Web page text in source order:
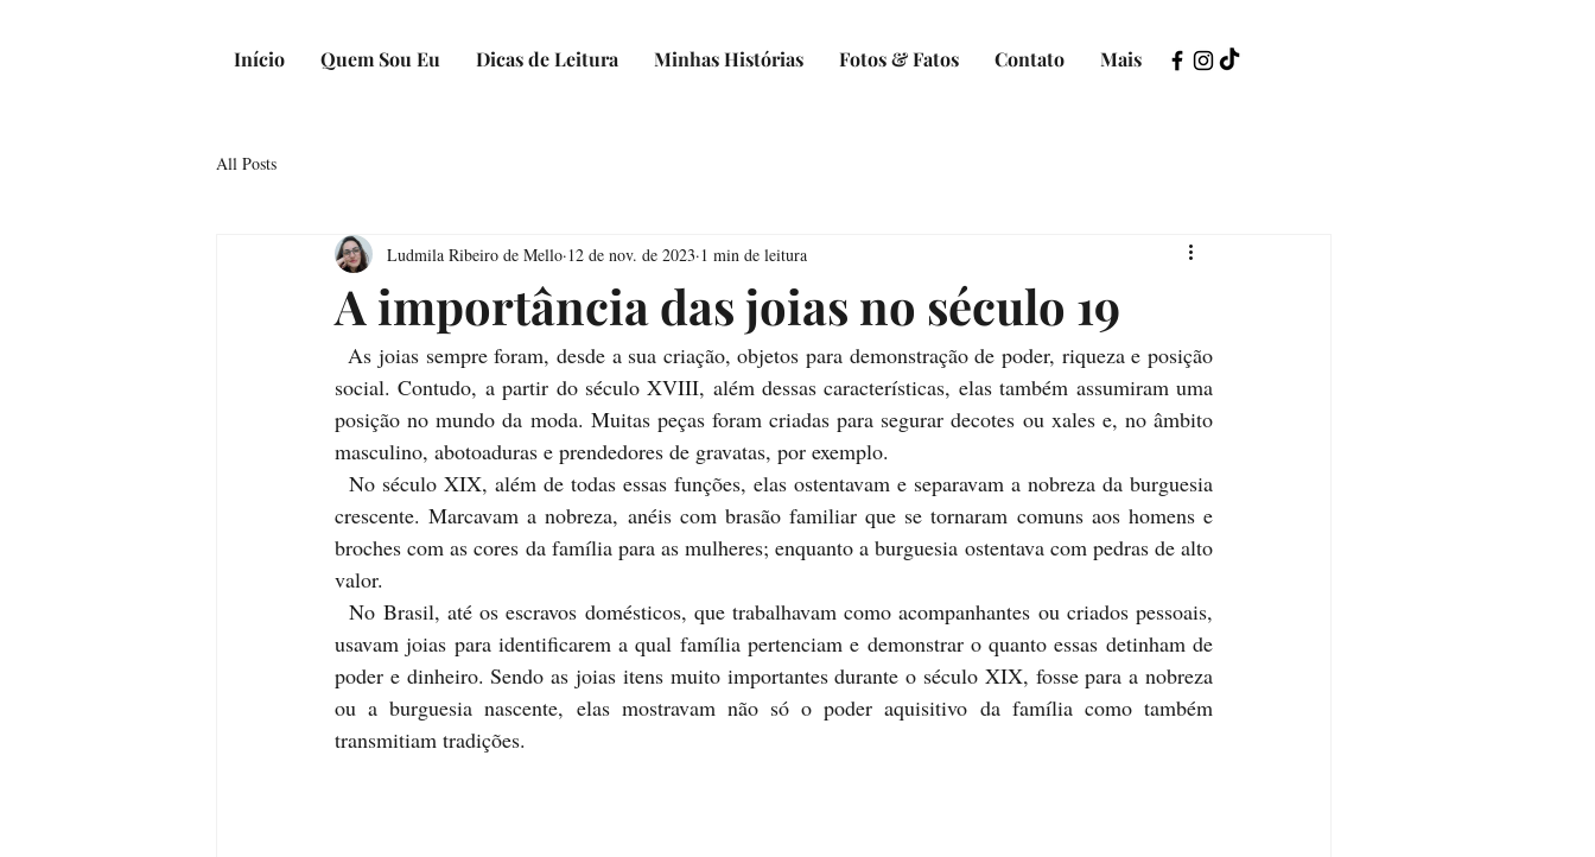
Início Quem Sou Eu Dicas de Leitura Minhas Histórias Fotos & Fatos Contato Mais
All Posts
A importância das joias no século 19
Ludmila Ribeiro de Mello 12 de nov. de 2023 1 min de leitura
  As joias sempre foram, desde a sua criação, objetos para demonstração de poder, riqueza e posição
social. Contudo, a partir do século XVIII, além dessas características, elas também assumiram uma
posição no mundo da moda. Muitas peças foram criadas para segurar decotes ou xales e, no âmbito
masculino, abotoaduras e prendedores de gravatas, por exemplo.
crescente. Marcavam a nobreza, anéis com brasão familiar que se tornaram comuns aos homens e
broches com as cores da família para as mulheres; enquanto a burguesia ostentava com pedras de alto
valor.
  No Brasil, até os escravos domésticos, que trabalhavam como acompanhantes ou criados pessoais,
usavam joias para identificarem a qual família pertenciam e demonstrar o quanto essas detinham de
poder e dinheiro. Sendo as joias itens muito importantes durante o século XIX, fosse para a nobreza
ou a burguesia nascente, elas mostravam não só o poder aquisitivo da família como também
transmitiam tradições.